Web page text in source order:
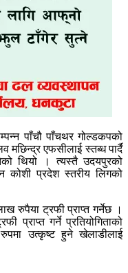
पाँचौ पाँचथर गोल्डकपको
एफसीलाई स्तब्ध पार्दै
थियो । त्यस्तै उदयपुरको
कोशी प्रदेश स्तरीय लिगको
रुपैया ट्रफी प्राप्त गर्नेछ ।
प्राप्त गर्ने प्रतियोगिताको
उत्कृष्ट हुने खेलाडीलाई